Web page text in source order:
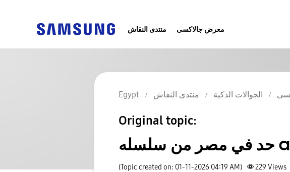
منتدى النقاش معرض جالاكسى
Egypt منتدى النقاش الجوالات الذكية
Original topic:
(Topic created on: 01-11-2026 04:19 AM) 229 Views